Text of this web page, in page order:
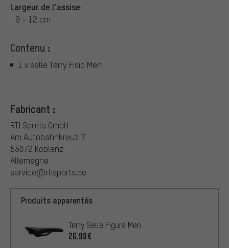
Largeur de l'assise:
9 - 12 cm
Contenu :
1 x selle Terry Fisio Men
Fabricant :
RTI Sports GmbH
Am Autobahnkreuz 7
55072 Koblenz
Allemagne
service@rtisports.de
Produits apparentés
Terry Selle Figura Men
26,99€